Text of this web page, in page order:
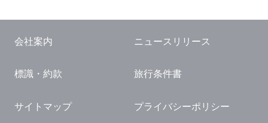
会社案内 ニュースリリース
標識・約款 旅行条件書
サイトマップ プライバシーポリシー